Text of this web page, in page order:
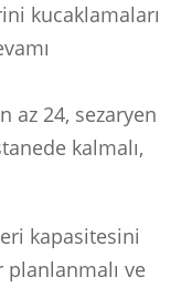
kucaklamaları
az 24, sezaryen
kalmalı,
kapasitesini
ve